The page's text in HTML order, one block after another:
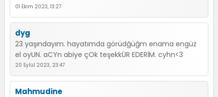
01 Ekim 2023, 13:27
dyg
23 yaşındayım. hayatımda görüdğüğm enama engüz
el oyUN. aCYn abiye çOk teşekkÜR EDERİM. cyhn<3
20 Eylül 2023, 23:47
Mahmudine